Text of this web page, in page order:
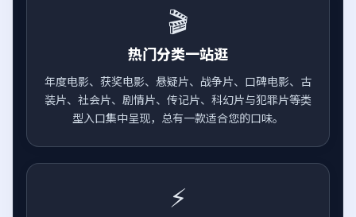
🎬
热门分类一站逛
年度电影、获奖电影、悬疑片、战争片、口碑电影、古
装片、社会片、剧情片、传记片、科幻片与犯罪片等类
型入口集中呈现，总有一款适合您的口味。
⚡